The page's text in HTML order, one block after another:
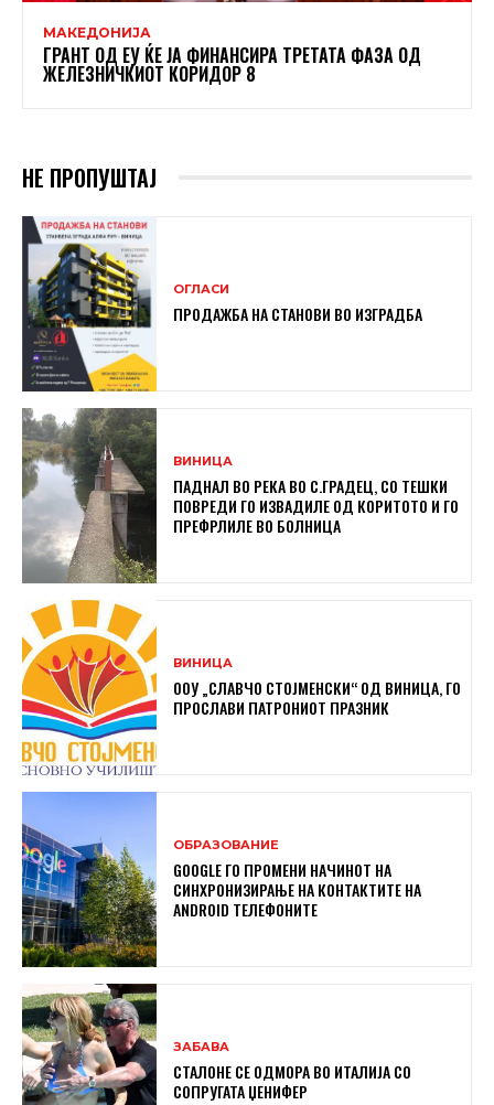
МАКЕДОНИЈА
ГРАНТ ОД ЕУ ЌЕ ЈА ФИНАНСИРА ТРЕТАТА ФАЗА ОД
ЖЕЛЕЗНИЧКИОТ КОРИДОР 8
НЕ ПРОПУШТАЈ
ОГЛАСИ
ПРОДАЖБА НА СТАНОВИ ВО ИЗГРАДБА
ВИНИЦА
ПАДНАЛ ВО РЕКА ВО С.ГРАДЕЦ, СО ТЕШКИ
ПОВРЕДИ ГО ИЗВАДИЛЕ ОД КОРИТОТО И ГО
ПРЕФРЛИЛЕ ВО БОЛНИЦА
ВИНИЦА
ООУ „СЛАВЧО СТОЈМЕНСКИ“ ОД ВИНИЦА, ГО
ПРОСЛАВИ ПАТРОНИОТ ПРАЗНИК
ОБРАЗОВАНИЕ
GOOGLE ГО ПРОМЕНИ НАЧИНОТ НА
СИНХРОНИЗИРАЊЕ НА КОНТАКТИТЕ НА
ANDROID ТЕЛЕФОНИТЕ
ЗАБАВА
СТАЛОНЕ СЕ ОДМОРА ВО ИТАЛИЈА СО
СОПРУГАТА ЏЕНИФЕР